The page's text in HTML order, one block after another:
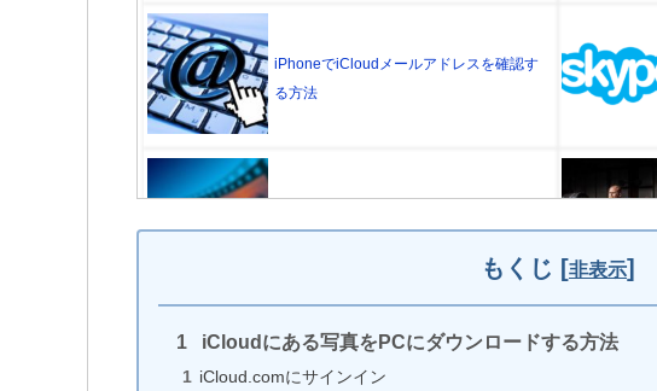
iPhoneでiCloudメールアドレスを確認す
る方法
アップ)の違い【iPhone】
iPhoneがWi-Fiに繋がらないときに試す
11の原因と対処法!!
もくじ [非表示]
iCloudにある写真をPCにダウンロードする方法
iCloud.comにサインイン